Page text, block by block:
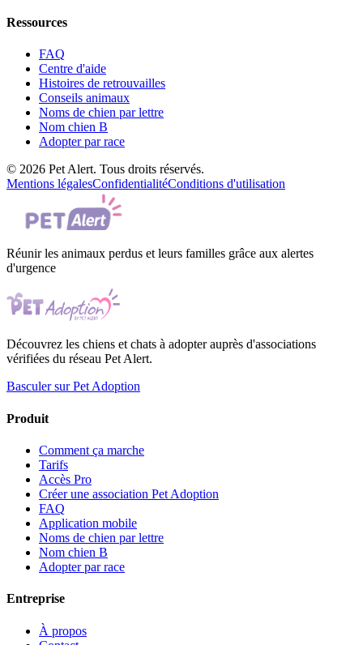
Ressources
FAQ
Centre d'aide
Histoires de retrouvailles
Conseils animaux
Noms de chien par lettre
Nom chien B
Adopter par race
© 2026 Pet Alert. Tous droits réservés.
Mentions légalesConfidentialitéConditions d'utilisation
Réunir les animaux perdus et leurs familles grâce aux alertes
d'urgence
Découvrez les chiens et chats à adopter auprès d'associations
vérifiées du réseau Pet Alert.
Basculer sur Pet Adoption
Produit
Comment ça marche
Tarifs
Accès Pro
Créer une association Pet Adoption
FAQ
Application mobile
Noms de chien par lettre
Nom chien B
Adopter par race
Entreprise
À propos